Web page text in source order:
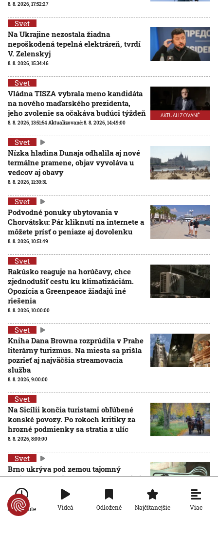
8. 8. 2026, 17:52:27
Svet
Na Ukrajine nezostala žiadna
nepoškodená tepelná elektráreň, tvrdí
V. Zelenskyj
8. 8. 2026, 15:34:46
AKTUALIZOVANÉ
Svet
Vládna TISZA vybrala meno kandidáta
na nového maďarského prezidenta,
jeho zvolenie sa očakáva budúci týždeň
8. 8. 2026, 13:51:54Aktualizované:8. 8. 2026, 14:49:00
Svet
Nízka hladina Dunaja odhalila aj nové
termálne pramene, objav vyvoláva u
vedcov aj obavy
8. 8. 2026, 11:30:31
Svet
Podvodné ponuky ubytovania v
Chorvátsku: Pár kliknutí na internete a
môžete prísť o peniaze aj dovolenku
8. 8. 2026, 10:51:49
Svet
Rakúsko reaguje na horúčavy, chce
zjednodušiť cestu ku klimatizáciám.
Opozícia a Greenpeace žiadajú iné
riešenia
8. 8. 2026, 10:00:00
Svet
Kniha Dana Browna rozprúdila v Prahe
literárny turizmus. Na miesta sa prišla
pozrieť aj najväčšia streamovacia
služba
8. 8. 2026, 9:00:00
Svet
Na Sicílii končia turistami obľúbené
konské povozy. Po rokoch kritiky za
hrozné podmienky sa stratia z ulíc
8. 8. 2026, 8:00:00
Svet
Brno ukrýva pod zemou tajomný
zážitkový labyrint. My sme sa doň išli
pozrieť s kamerou
8. 8. 2026, 7:00:00
Svet
Po minúte Videá Odložené Najčítanejšie Viac